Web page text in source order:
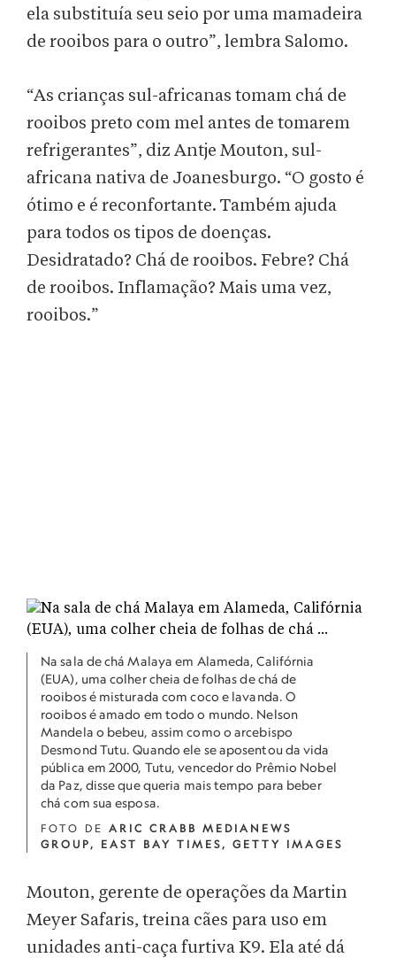
ela substituía seu seio por uma mamadeira
de rooibos para o outro”, lembra Salomo.
“As crianças sul-africanas tomam chá de
rooibos preto com mel antes de tomarem
refrigerantes”, diz Antje Mouton, sul-
africana nativa de Joanesburgo. “O gosto é
ótimo e é reconfortante. Também ajuda
para todos os tipos de doenças.
Desidratado? Chá de rooibos. Febre? Chá
de rooibos. Inflamação? Mais uma vez,
rooibos.”
Na sala de chá Malaya em Alameda, Califórnia
(EUA), uma colher cheia de folhas de chá de
rooibos é misturada com coco e lavanda. O
rooibos é amado em todo o mundo. Nelson
Mandela o bebeu, assim como o arcebispo
Desmond Tutu. Quando ele se aposentou da vida
pública em 2000, Tutu, vencedor do Prêmio Nobel
da Paz, disse que queria mais tempo para beber
chá com sua esposa.
FOTO DE ARIC CRABB MEDIANEWS
GROUP, EAST BAY TIMES, GETTY IMAGES
Mouton, gerente de operações da Martin
Meyer Safaris, treina cães para uso em
unidades anti-caça furtiva K9. Ela até dá